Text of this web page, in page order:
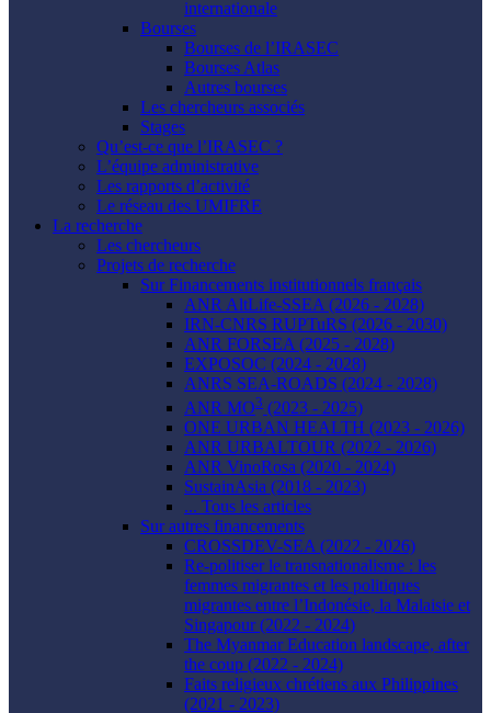
internationale
Bourses
Bourses de l’IRASEC
Bourses Atlas
Autres bourses
Les chercheurs associés
Stages
Qu’est-ce que l’IRASEC ?
L’équipe administrative
Les rapports d’activité
Le réseau des UMIFRE
La recherche
Les chercheurs
Projets de recherche
Sur Financements institutionnels français
ANR AltLife-SSEA (2026 - 2028)
IRN-CNRS RUPTuRS (2026 - 2030)
ANR FORSEA (2025 - 2028)
EXPOSOC (2024 - 2028)
ANRS SEA-ROADS (2024 - 2028)
ANR MO3 (2023 - 2025)
ONE URBAN HEALTH (2023 - 2026)
ANR URBALTOUR (2022 - 2026)
ANR VinoRosa (2020 - 2024)
SustainAsia (2018 - 2023)
... Tous les articles
Sur autres financements
CROSSDEV-SEA (2022 - 2026)
Re-politiser le transnationalisme : les
femmes migrantes et les politiques
migrantes entre l’Indonésie, la Malaisie et
Singapour (2022 - 2024)
The Myanmar Education landscape, after
the coup (2022 - 2024)
Faits religieux chrétiens aux Philippines
(2021 - 2023)